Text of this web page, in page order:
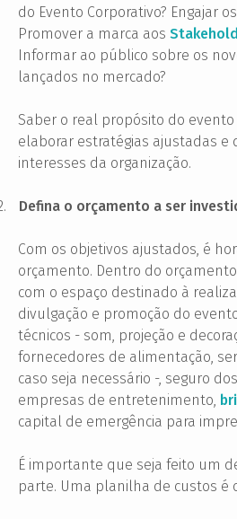
do Evento Corporativo? Engajar
Promover a marca aos
Informar ao público sobre os
lançados no mercado?
Saber o real propósito do evento
elaborar estratégias ajustadas e
interesses da organização.
Defina o orçamento a ser
Com os objetivos ajustados, é
orçamento. Dentro do
com o espaço destinado à
divulgação e promoção do
técnicos - som, projeção e
fornecedores de alimentação,
caso seja necessário -, seguro
empresas de entretenimento,
capital de emergência para
É importante que seja feito um
parte. Uma planilha de custos é